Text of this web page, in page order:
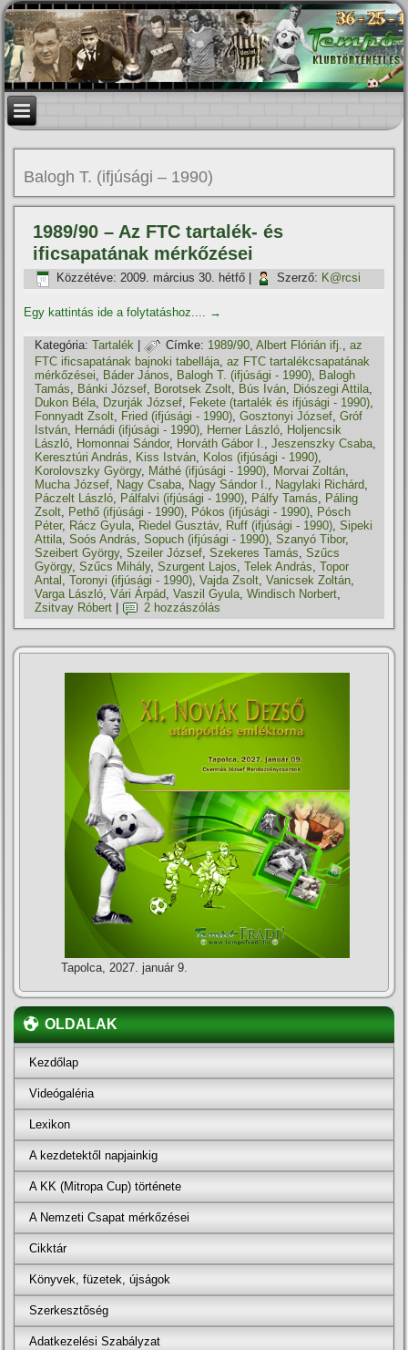
Balogh T. (ifjúsági – 1990)
1989/90 – Az FTC tartalék- és
ificsapatának mérkőzései
Közzétéve: 2009. március 30. hétfő Szerző: K@rcsi
Egy kattintás ide a folytatáshoz.... →
Kategória: Tartalék | Címke: 1989/90,Albert Flórián ifj.,az
FTC ificsapatának bajnoki tabellája,az FTC tartalékcsapatának
mérkőzései, Báder János, Balogh T. (ifjúsági - 1990), Balogh
Tamás, Bánki József, Borotsek Zsolt, Bús Iván, Diószegi Attila,
Dukon Béla, Dzurják József, Fekete (tartalék és ifjúsági - 1990),
Fonnyadt Zsolt, Fried (ifjúsági - 1990),Gosztonyi József,Gróf
István, Hernádi (ifjúsági - 1990), Herner László, Holjencsik
László, Homonnai Sándor, Horváth Gábor I.,Jeszenszky Csaba,
Keresztúri András, Kiss István, Kolos (ifjúsági - 1990),
Korolovszky György, Máthé (ifjúsági - 1990), Morvai Zoltán,
Mucha József, Nagy Csaba, Nagy Sándor I., Nagylaki Richárd,
Páczelt László, Pálfalvi (ifjúsági - 1990), Pálfy Tamás, Páling
Zsolt, Pethő (ifjúsági - 1990), Pókos (ifjúsági - 1990), Pósch
Péter, Rácz Gyula, Riedel Gusztáv, Ruff (ifjúsági - 1990),Sipeki
Attila,Soós András,Sopuch (ifjúsági - 1990),Szanyó Tibor,
Szeibert György,Szeiler József,Szekeres Tamás,Szűcs
György,Szűcs Mihály,Szurgent Lajos,Telek András,Topor
Antal ,Toronyi (ifjúsági - 1990),Vajda Zsolt,Vanicsek Zoltán,
Varga László,Vári Árpád,Vaszil Gyula,Windisch Norbert,
Zsitvay Róbert
2 hozzászólás
Tapolca, 2027. január 9.
OLDALAK
Kezdőlap
Videógaléria
Lexikon
A kezdetektől napjainkig
A KK (Mitropa Cup) története
A Nemzeti Csapat mérkőzései
Cikktár
Könyvek, füzetek, újságok
Szerkesztőség
Adatkezelési Szabályzat